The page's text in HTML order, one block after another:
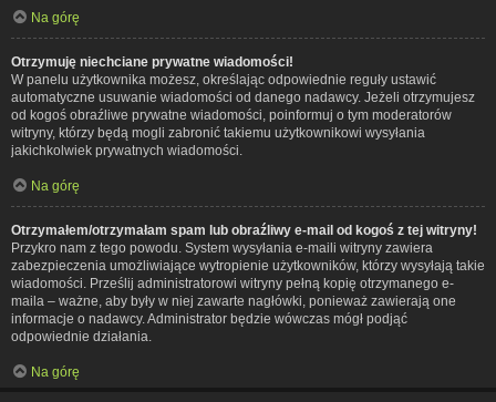
Na górę
Otrzymuję niechciane prywatne wiadomości!
W panelu użytkownika możesz, określając odpowiednie reguły ustawić
automatyczne usuwanie wiadomości od danego nadawcy. Jeżeli otrzymujesz
od kogoś obraźliwe prywatne wiadomości, poinformuj o tym moderatorów
witryny, którzy będą mogli zabronić takiemu użytkownikowi wysyłania
jakichkolwiek prywatnych wiadomości.
Na górę
Otrzymałem/otrzymałam spam lub obraźliwy e-mail od kogoś z tej witryny!
Przykro nam z tego powodu. System wysyłania e-maili witryny zawiera
zabezpieczenia umożliwiające wytropienie użytkowników, którzy wysyłają takie
wiadomości. Prześlij administratorowi witryny pełną kopię otrzymanego e-
maila – ważne, aby były w niej zawarte nagłówki, ponieważ zawierają one
informacje o nadawcy. Administrator będzie wówczas mógł podjąć
odpowiednie działania.
Na górę